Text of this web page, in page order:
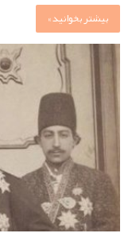
بیشتر بخوانید »